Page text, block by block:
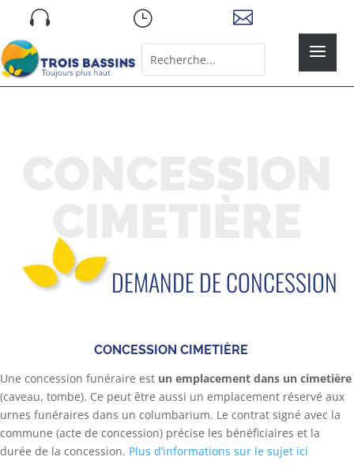
 } 
for...
CIMETIÈRE
DEMANDE DE CONCESSION
CONCESSION CIMETIÈRE
Une concession funéraire est un emplacement dans un cimetière
(caveau, tombe). Ce peut être aussi un emplacement réservé aux
urnes funéraires dans un columbarium. Le contrat signé avec la
commune (acte de concession) précise les bénéficiaires et la
durée de la concession. Plus d’informations sur le sujet ici